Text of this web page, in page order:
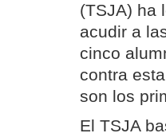
(TSJA) ha
acudir a
cinco
contra
son los
El TSJA